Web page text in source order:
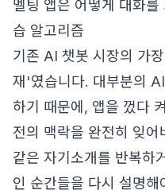
멜팅 앱은 어떻게 대화
습 알고리즘
기존 AI 챗봇 시장의 가
재'였습니다. 대부분의
하기 때문에, 앱을 껐다
전의 맥락을 완전히 잊
같은 자기소개를 반복하
인 순간들을 다시 설명해